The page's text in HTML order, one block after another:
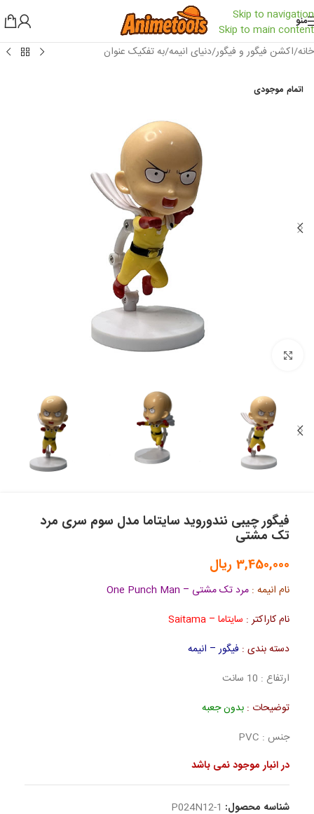
Skip to navigation
Skip to main content
منو
خانه/اکشن فیگور و فیگور/دنیای انیمه/به تفکیک عنوان
اتمام موجودی
فیگور چیبی نندوروید سایتاما مدل سوم سری مرد
تک مشتی
3,450,000 ریال
نام انیمه : مرد تک مشتی – One Punch Man
نام کاراکتر : سایتاما – Saitama
دسته بندی : فیگور – انیمه
ارتفاع : 10 سانت
توضیحات : بدون جعبه
جنس : PVC
در انبار موجود نمی باشد
شناسه محصول: P024N12-1